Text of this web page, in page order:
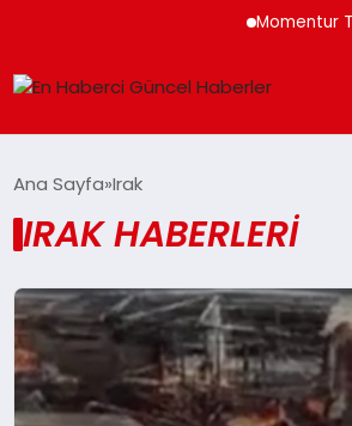
Momentur
SPOR
SAĞLIK
TEKNOLOJI
MAGAZIN
Ana Sayfa Irak
IRAK HABERLERI